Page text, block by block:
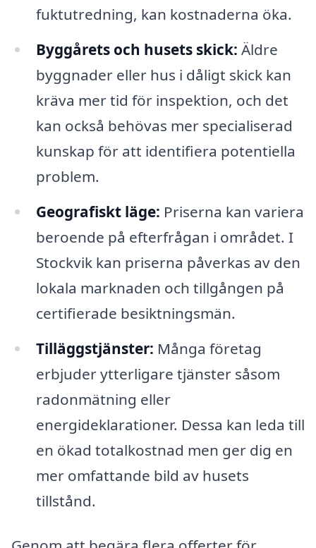
fuktutredning, kan kostnaderna öka.
Byggårets och husets skick: Äldre
byggnader eller hus i dåligt skick kan
kräva mer tid för inspektion, och det
kan också behövas mer specialiserad
kunskap för att identifiera potentiella
problem.
Geografiskt läge: Priserna kan variera
beroende på efterfrågan i området. I
Stockvik kan priserna påverkas av den
lokala marknaden och tillgången på
certifierade besiktningsmän.
Tilläggstjänster: Många företag
erbjuder ytterligare tjänster såsom
radonmätning eller
energideklarationer. Dessa kan leda till
en ökad totalkostnad men ger dig en
mer omfattande bild av husets
tillstånd.